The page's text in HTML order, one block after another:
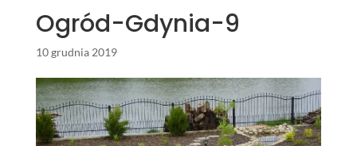
Ogród-Gdynia-9
10 grudnia 2019